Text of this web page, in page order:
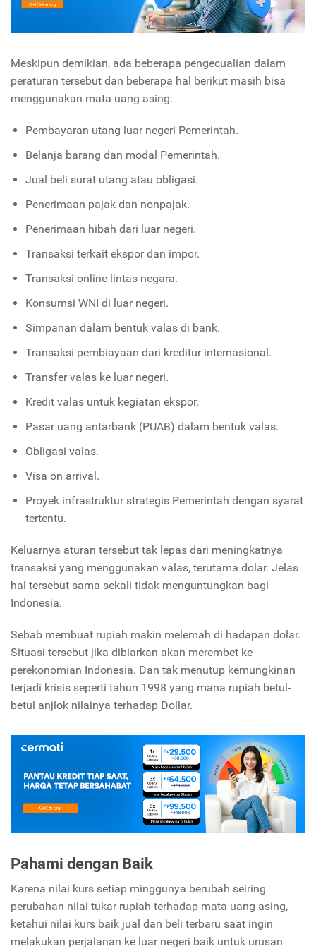
Meskipun demikian, ada beberapa pengecualian dalam
peraturan tersebut dan beberapa hal berikut masih bisa
menggunakan mata uang asing:
Pembayaran utang luar negeri Pemerintah.
Belanja barang dan modal Pemerintah.
Jual beli surat utang atau obligasi.
Penerimaan pajak dan nonpajak.
Penerimaan hibah dari luar negeri.
Transaksi terkait ekspor dan impor.
Transaksi online lintas negara.
Konsumsi WNI di luar negeri.
Simpanan dalam bentuk valas di bank.
Transaksi pembiayaan dari kreditur internasional.
Transfer valas ke luar negeri.
Kredit valas untuk kegiatan ekspor.
Pasar uang antarbank (PUAB) dalam bentuk valas.
Obligasi valas.
Visa on arrival.
Proyek infrastruktur strategis Pemerintah dengan syarat
tertentu.
Keluarnya aturan tersebut tak lepas dari meningkatnya
transaksi yang menggunakan valas, terutama dolar. Jelas
hal tersebut sama sekali tidak menguntungkan bagi
Indonesia.
Sebab membuat rupiah makin melemah di hadapan dolar.
Situasi tersebut jika dibiarkan akan merembet ke
perekonomian Indonesia. Dan tak menutup kemungkinan
terjadi krisis seperti tahun 1998 yang mana rupiah betul-
betul anjlok nilainya terhadap Dollar.
Pahami dengan Baik
Karena nilai kurs setiap minggunya berubah seiring
perubahan nilai tukar rupiah terhadap mata uang asing,
ketahui nilai kurs baik jual dan beli terbaru saat ingin
melakukan perjalanan ke luar negeri baik untuk urusan